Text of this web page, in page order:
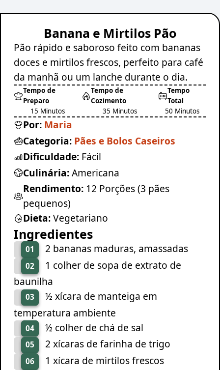
Banana e Mirtilos Pão
Pão rápido e saboroso feito com bananas
doces e mirtilos frescos, perfeito para café
da manhã ou um lanche durante o dia.
Tempo de
Preparo
15 Minutos
Tempo de
Cozimento
35 Minutos
Tempo
Total
50 Minutos
Por: Maria
Categoria: Pães e Bolos Caseiros
Dificuldade: Fácil
Culinária:Americana
Rendimento: 12 Porções (3 pães
pequenos)
Dieta:Vegetariano
Ingredientes
01 2 bananas maduras, amassadas
02
1 colher de sopa de extrato de
baunilha
03
½ xícara de manteiga em
temperatura ambiente
04 ½ colher de chá de sal
05 2 xícaras de farinha de trigo
06 1 xícara de mirtilos frescos